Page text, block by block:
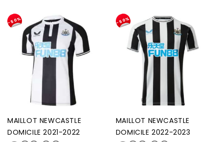
-50%
MAILLOT NEWCASTLE
DOMICILE 2021-2022
-50%
MAILLOT NEWCASTLE
DOMICILE 2022-2023